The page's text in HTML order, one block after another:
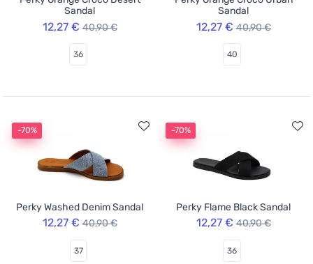
Sandal
12,27 € 40,90 €
36
Sandal
12,27 € 40,90 €
40
-70%
Perky Washed Denim Sandal
12,27 € 40,90 €
37
-70%
Perky Flame Black Sandal
12,27 € 40,90 €
36